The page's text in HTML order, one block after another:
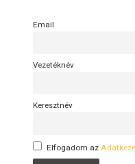
Email
Vezetéknév
Keresztnév
Elfogadom az